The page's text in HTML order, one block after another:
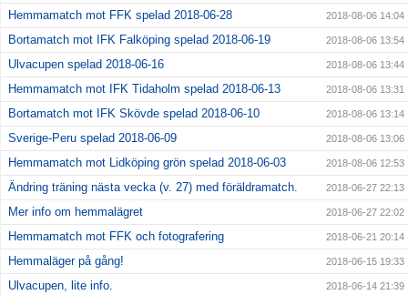
Hemmamatch mot FFK spelad 2018-06-28 2018-08-06 14:04
Bortamatch mot IFK Falköping spelad 2018-06-19 2018-08-06 13:54
Ulvacupen spelad 2018-06-16 2018-08-06 13:44
Hemmamatch mot IFK Tidaholm spelad 2018-06-13 2018-08-06 13:31
Bortamatch mot IFK Skövde spelad 2018-06-10 2018-08-06 13:14
Sverige-Peru spelad 2018-06-09 2018-08-06 13:06
Hemmamatch mot Lidköping grön spelad 2018-06-03 2018-08-06 12:53
Ändring träning nästa vecka (v. 27) med föräldramatch. 2018-06-27 22:13
Mer info om hemmalägret 2018-06-27 22:02
Hemmamatch mot FFK och fotografering 2018-06-21 20:14
Hemmaläger på gång! 2018-06-15 19:33
Ulvacupen, lite info. 2018-06-14 21:39